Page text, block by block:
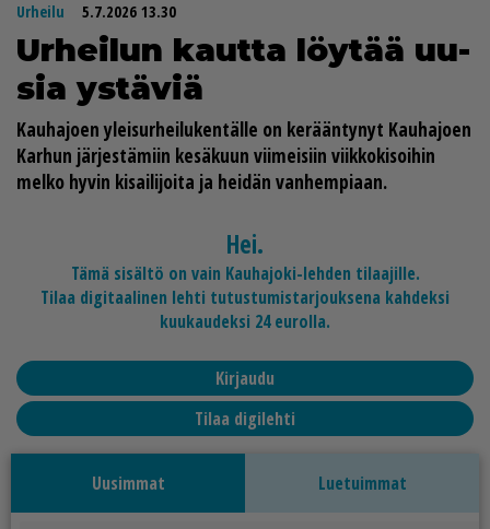
Urheilu
5.7.2026 13.30
Ur­hei­lun kaut­ta löy­tää uu­
sia ys­tä­viä
Kau­ha­jo­en ylei­sur­hei­lu­ken­täl­le on ke­rään­ty­nyt Kau­ha­jo­en
Kar­hun jär­jes­tä­miin ke­sä­kuun vii­mei­siin viik­ko­ki­soi­hin
mel­ko hy­vin ki­sai­li­joi­ta ja hei­dän van­hem­pi­aan.
Hei.
Tämä sisältö on vain Kauhajoki-lehden tilaajille.
Tilaa digitaalinen lehti tutustumistarjouksena kahdeksi
kuukaudeksi 24 eurolla.
Kirjaudu
Tilaa digilehti
Uusimmat Luetuimmat